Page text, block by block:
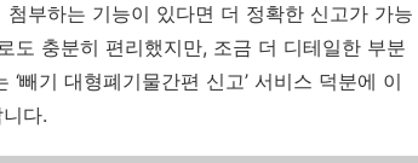
부하는 기능이 있다면 더 정확한 신고가 가능
도 충분히 편리했지만, 조금 더 디테일한 부분
빼기 대형폐기물간편 신고’ 서비스 덕분에 이
다.